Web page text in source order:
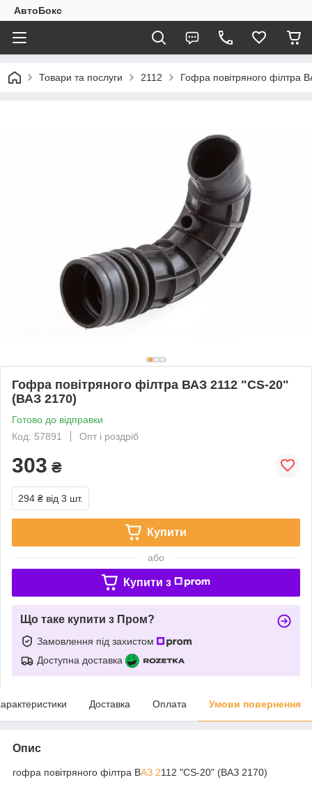
АвтоБокс
Товари та послуги 2112 Гофра повітряного філтра
Гофра повітряного філтра ВАЗ 2112 "CS-20"
(ВАЗ 2170)
Готово до відправки
Код: 57891
Опт і роздріб
303 ₴
294 ₴ від 3 шт.
Купити
або
Купити з
Що таке купити з Пром?
Замовлення під захистом
Доступна доставка
Доставка Оплата Умови повернення
Опис
гофра повітряного філтра ВАЗ 2112 "CS-20" (ВАЗ 2170)